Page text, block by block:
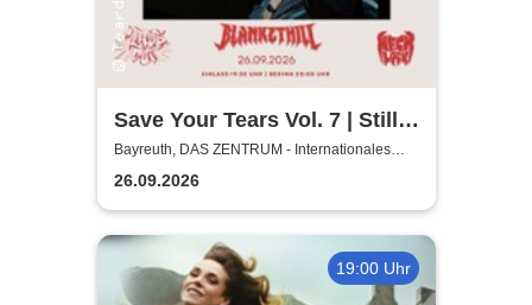
Save Your Tears Vol. 7 | Still
in Love, Blanket Hill,
Necklock, Glass Out
Bayreuth, DAS ZENTRUM - Internationales
Jugendkulturzentrum Bayreuth
26.09.2026
19:00 Uhr